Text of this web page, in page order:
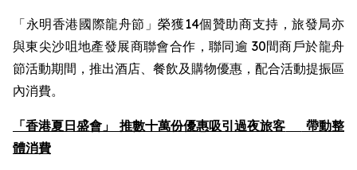
「永明香港國際龍舟節」榮獲14個贊助商支持，旅發局亦
與東尖沙咀地產發展商聯會合作，聯同逾 30間商戶於龍舟
節活動期間，推出酒店、餐飲及購物優惠，配合活動提振區
內消費。
「香港夏日盛會」 推數十萬份優惠吸引過夜旅客
帶動整
體消費